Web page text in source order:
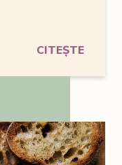
CITEȘTE